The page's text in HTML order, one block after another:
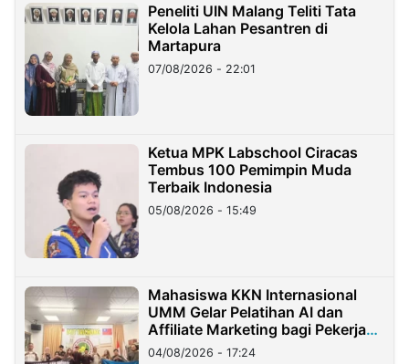
Peneliti UIN Malang Teliti Tata
Kelola Lahan Pesantren di
Martapura
07/08/2026 - 22:01
Ketua MPK Labschool Ciracas
Tembus 100 Pemimpin Muda
Terbaik Indonesia
05/08/2026 - 15:49
Mahasiswa KKN Internasional
UMM Gelar Pelatihan AI dan
Affiliate Marketing bagi Pekerja
Migran Indonesia di Taiwan
04/08/2026 - 17:24